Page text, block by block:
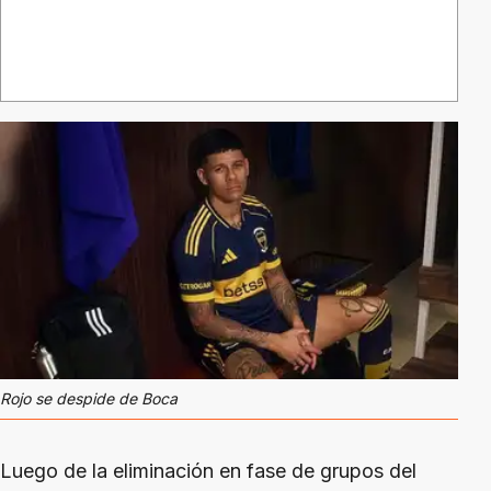
Rojo se despide de Boca
Luego de la eliminación en fase de grupos del